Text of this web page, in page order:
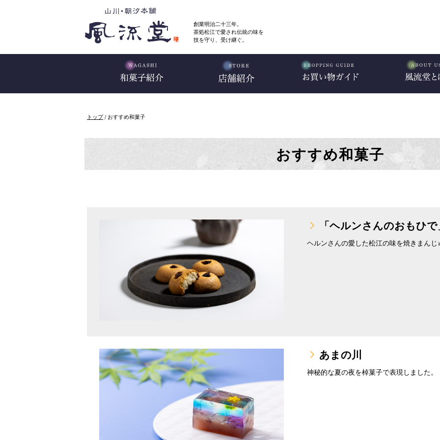
創業明治二十三年。
茶処松江で愛され伝統の味を
技を守り、受け継ぐ。
現
位
トップ/ おすすめ和菓子
おすすめ和菓子
「ヘルンさんのおもひで
ヘルンさんの愛した松江の味を焼きまんじ
あまの川
神秘的な夏の夜を棹菓子で表現しました。